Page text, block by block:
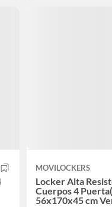
MOVILOCKERS
Locker Alta
Cuerpos 4
56x170x45 cm